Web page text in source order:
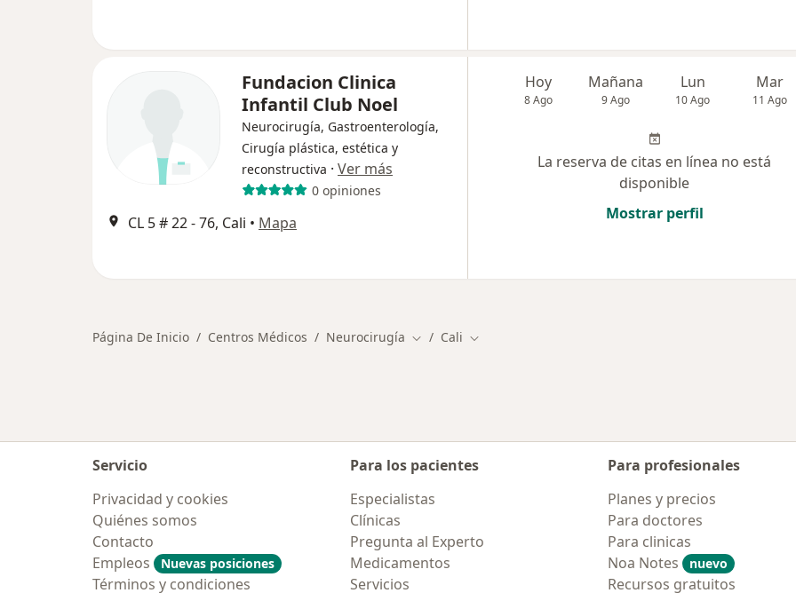
Fundacion Clinica
Infantil Club Noel
Neurocirugía, Gastroenterología,
Cirugía plástica, estética y
reconstructiva · Ver más
0 opiniones
CL 5 # 22 ‐ 76, Cali • Mapa
Hoy
8 Ago
Mañana
9 Ago
Lun
10 Ago
Mar
11 Ago
La reserva de citas en línea no está
disponible
Mostrar perfil
Página De Inicio Centros Médicos Neurocirugía Cambiar de ciudad
Cali Cambiar de ciudad
Servicio
Privacidad y cookies
Quiénes somos
Contacto
Empleos
Nuevas posiciones
Términos y condiciones
Para los pacientes
Especialistas
Clínicas
Pregunta al Experto
Medicamentos
Servicios
Para profesionales
Planes y precios
Para doctores
Para clinicas
Noa Notes
nuevo
Recursos gratuitos